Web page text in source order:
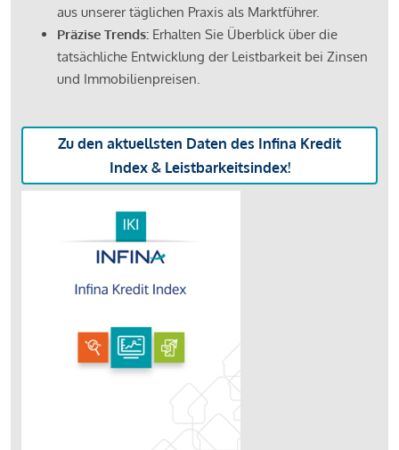
aus unserer täglichen Praxis als Marktführer.
Präzise Trends: Erhalten Sie Überblick über die
tatsächliche Entwicklung der Leistbarkeit bei Zinsen
und Immobilienpreisen.
Zu den aktuellsten Daten des Infina Kredit
Index & Leistbarkeitsindex!